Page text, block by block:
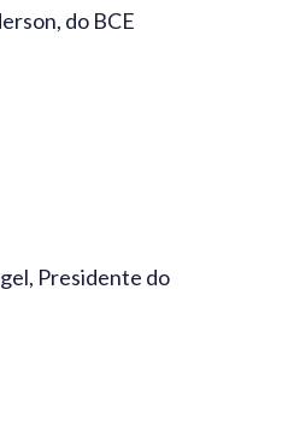
do BCE
Presidente do